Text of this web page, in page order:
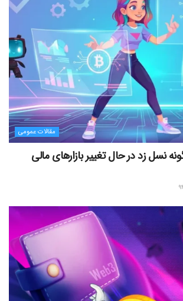
مقالات عمومی
نسل زد در حال تغییر بازارهای مالی